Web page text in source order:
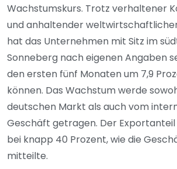
Wachstumskurs. Trotz verhaltener
und anhaltender
hat das Unternehmen mit Sitz im
Sonneberg nach eigenen Angaben
den ersten fünf Monaten um 7,9
können. Das Wachstum werde
deutschen Markt als auch vom
Geschäft getragen. Der
bei knapp 40 Prozent, wie die
mitteilte.